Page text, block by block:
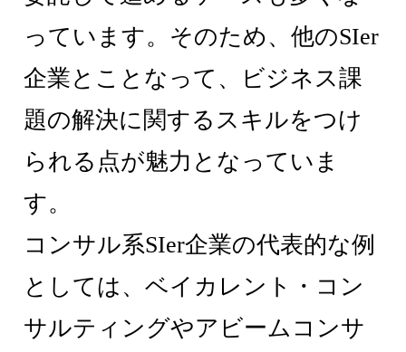
っています。そのため、他のSIer
企業とことなって、ビジネス課
題の解決に関するスキルをつけ
られる点が魅力となっていま
す。
コンサル系SIer企業の代表的な例
としては、ベイカレント・コン
サルティングやアビームコンサ